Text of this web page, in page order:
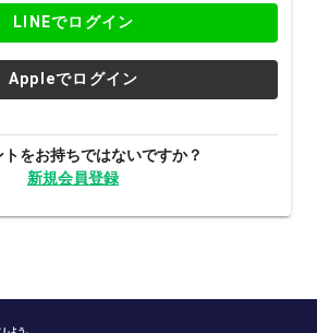
LINEでログイン
Appleでログイン
トをお持ちではないですか？
新規会員登録